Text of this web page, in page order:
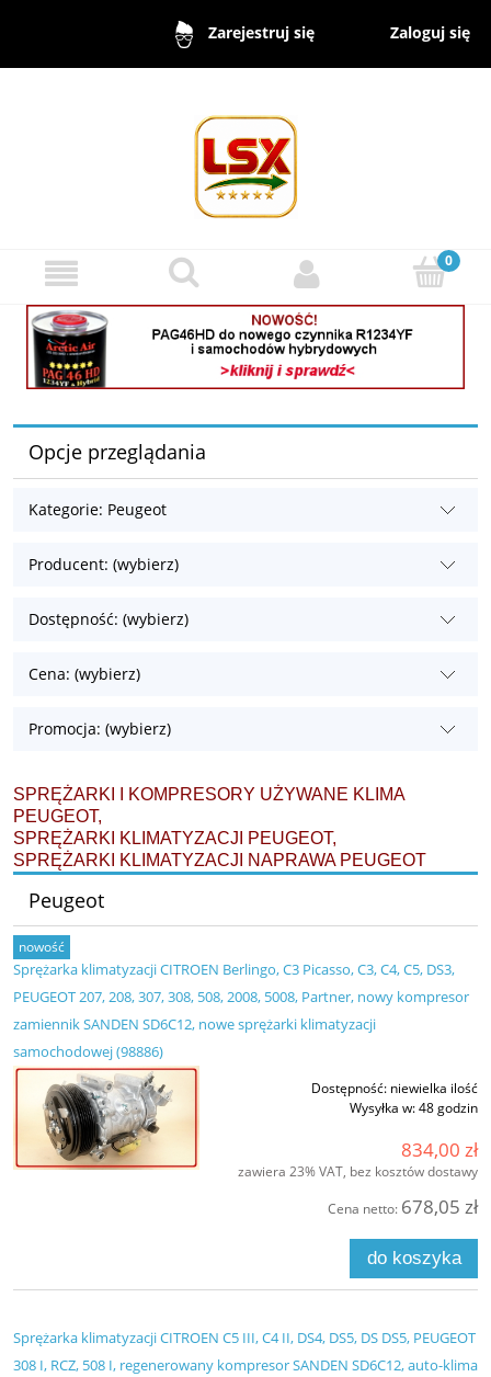
Zarejestruj się Zaloguj się
Opcje przeglądania
Kategorie: Peugeot
Producent: (wybierz)
Dostępność: (wybierz)
Cena: (wybierz)
Promocja: (wybierz)
SPRĘŻARKI I KOMPRESORY UŻYWANE KLIMA
PEUGEOT,
SPRĘŻARKI KLIMATYZACJI PEUGEOT,
SPRĘŻARKI KLIMATYZACJI NAPRAWA PEUGEOT
Peugeot
Sprężarka klimatyzacji CITROEN Berlingo, C3 Picasso, C3, C4, C5, DS3,
PEUGEOT 207, 208, 307, 308, 508, 2008, 5008, Partner, nowy kompresor
zamiennik SANDEN SD6C12, nowe sprężarki klimatyzacji
samochodowej (98886)
Dostępność: niewielka ilość
Wysyłka w:48 godzin
834,00 zł
zawiera 23% VAT, bez kosztów dostawy
Cena netto: 678,05 zł
do koszyka
nowość
Sprężarka klimatyzacji CITROEN C5 III, C4 II, DS4, DS5, DS DS5, PEUGEOT
308 I, RCZ, 508 I, regenerowany kompresor SANDEN SD6C12, auto-klima